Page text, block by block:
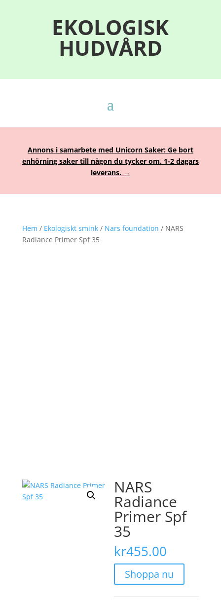
EKOLOGISK
HUDVÅRD
Annons i samarbete med Unicorn Saker: Ge bort
enhörning saker till någon du tycker om. 1-2 dagars
leverans. →
Hem / Ekologiskt smink/ Nars foundation / NARS
Radiance Primer Spf 35
NARS
Radiance
Primer Spf
35
kr455.00
Shoppa nu